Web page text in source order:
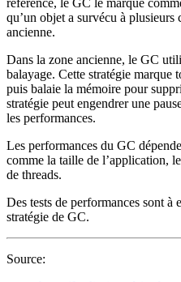
référencé, le GC le marque
qu’un objet a survécu à plusieurs
ancienne.
Dans la zone ancienne, le GC
balayage. Cette stratégie marque
puis balaie la mémoire pour
stratégie peut engendrer une
les performances.
Les performances du GC
comme la taille de l’application,
de threads.
Des tests de performances sont
stratégie de GC.
Source: